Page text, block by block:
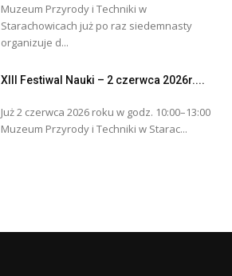
Muzeum Przyrody i Techniki w
Starachowicach już po raz siedemnasty
organizuje d...
XIII Festiwal Nauki – 2 czerwca 2026r....
Już 2 czerwca 2026 roku w godz. 10:00–13:00
Muzeum Przyrody i Techniki w Starac...